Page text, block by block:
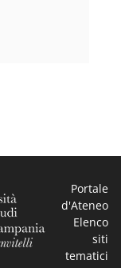
Portale
d'Ateneo
Elenco
siti
tematici